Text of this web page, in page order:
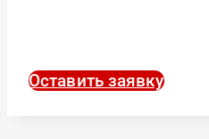
Оставить заявку